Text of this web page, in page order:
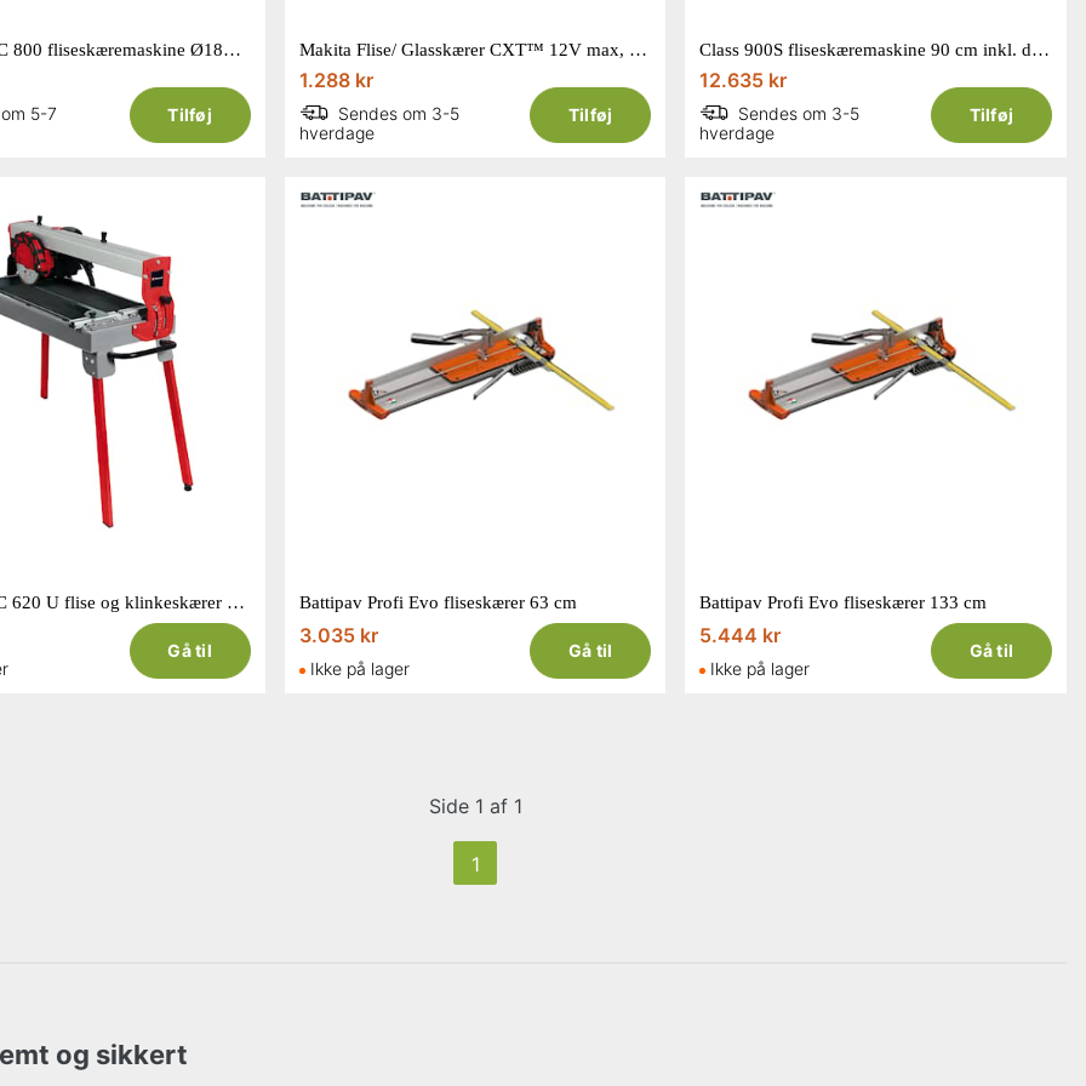
Einhell TC-TC 800 fliseskæremaskine Ø180 mm 800W
5-7 Tilføj
Makita Flise/ Glasskærer CXT™ 12V max, 1 600 min⁻¹, 0,5 l
1.288 kr
Sendes om 3-5
hverdage
Tilføj
Class 900S fliseskæremaskine 90 cm inkl. diamantklinge 200 mm
12.635 kr
Sendes om 3-5
hverdage
Tilføj
Einhell TE-TC 620 U flise og klinkeskærer 900W
Gå til
Battipav Profi Evo fliseskærer 63 cm
3.035 kr
Ikke på lager
Gå til
Battipav Profi Evo fliseskærer 133 cm
5.444 kr
Ikke på lager
Gå til
Side 1 af 1
1
og sikkert